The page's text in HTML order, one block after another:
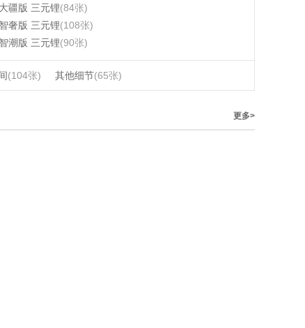
大疆版 三元锂(84张)
智奢版 三元锂(108张)
智潮版 三元锂(90张)
(104张) 其他细节(65张)
更多>